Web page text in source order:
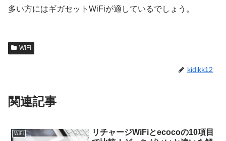
多い方にはギガセットWiFiが適しているでしょう。
WiFi
kidikk12
関連記事
WiFi
リチャージWiFiとecocoの10項目